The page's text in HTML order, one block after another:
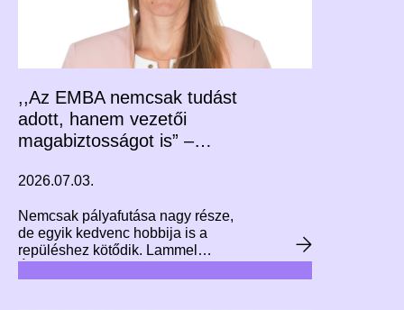
,,Az EMBA nemcsak tudást
adott, hanem vezetői
magabiztosságot is” –
2026.07.03.
Nemcsak pályafutása nagy része,
de egyik kedvenc hobbija is a
repüléshez kötődik. Lammel
komplex kapacitásbővítésén